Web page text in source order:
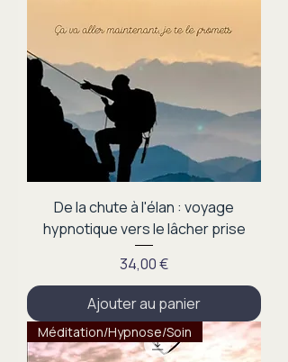
De la chute à l'élan : voyage
hypnotique vers le lâcher prise
Prix
34,00 €
Ajouter au panier
Méditation/Hypnose/Soin